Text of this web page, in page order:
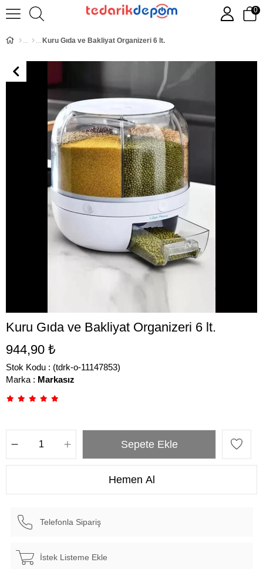
0
Kuru Gıda ve Bakliyat Organizeri 6 lt.
Kuru Gıda ve Bakliyat Organizeri 6 lt.
944,90 ₺
Stok Kodu
(tdrk-o-11147853)
Marka : Markasız
Telefonla Sipariş
İstek Listeme Ekle